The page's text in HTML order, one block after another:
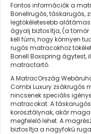
Fontos információk a
Bonellrugós, táskarugós,
legtökéletesebb
ágyalj biztosítja, (a tömör
kell fúrni, hogy könnyen
rugós matracokhoz
Bonell Boxspring ágytest,
matractartó.
A MatracOrszág
Combi Luxury zsákrugós
nincsenek speciális
matracokat. A
korosztálynak, akár
megfelelő lehet. A
biztosítja a nagyfokú